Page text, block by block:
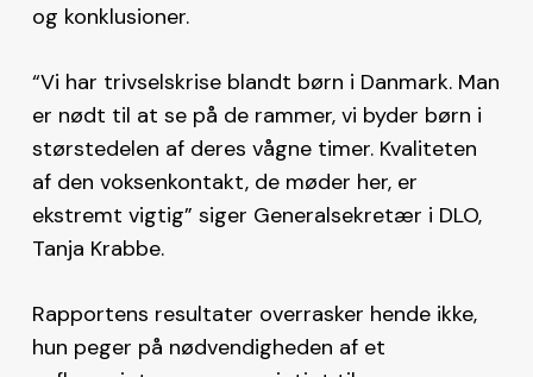
og konklusioner.
“Vi har trivselskrise blandt børn i Danmark. Man
er nødt til at se på de rammer, vi byder børn i
størstedelen af deres vågne timer. Kvaliteten
af den voksenkontakt, de møder her, er
ekstremt vigtig” siger Generalsekretær i DLO,
Tanja Krabbe.
Rapportens resultater overrasker hende ikke,
hun peger på nødvendigheden af et